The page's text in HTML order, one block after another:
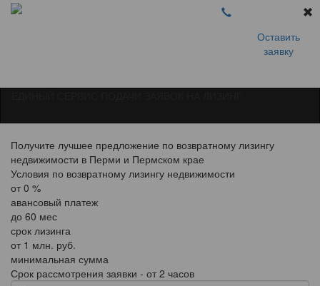
Оставить
заявку
Получите лучшее предложение по возвратному лизингу
недвижимости в Перми и Пермском крае
Условия по возвратному лизингу недвижимости
от 0 %
авансовый платеж
до 60 мес
срок лизинга
от 1 млн. руб.
минимальная сумма
Срок рассмотрения заявки - от 2 часов